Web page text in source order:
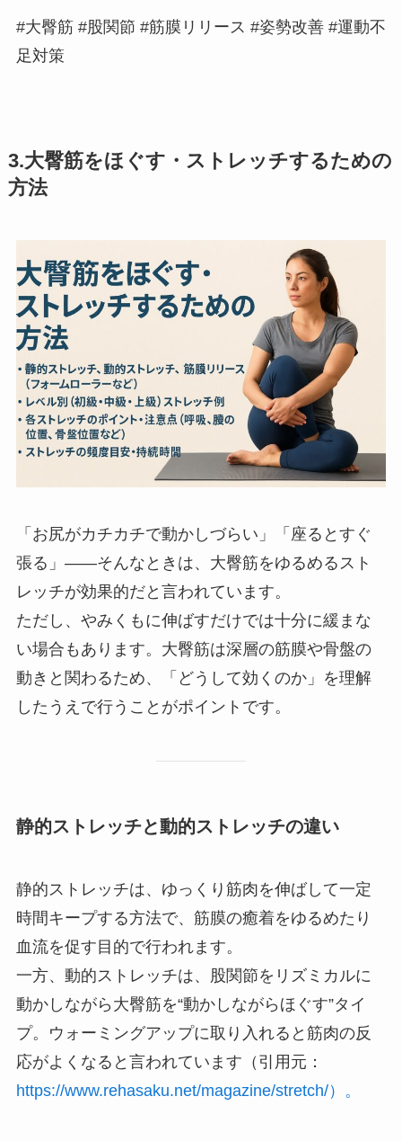
#大臀筋 #股関節 #筋膜リリース #姿勢改善 #運動不
足対策
3.大臀筋をほぐす・ストレッチするための
方法
「お尻がカチカチで動かしづらい」「座るとすぐ
張る」――そんなときは、大臀筋をゆるめるスト
レッチが効果的だと言われています。
ただし、やみくもに伸ばすだけでは十分に緩まな
い場合もあります。大臀筋は深層の筋膜や骨盤の
動きと関わるため、「どうして効くのか」を理解
したうえで行うことがポイントです。
静的ストレッチと動的ストレッチの違い
静的ストレッチは、ゆっくり筋肉を伸ばして一定
時間キープする方法で、筋膜の癒着をゆるめたり
血流を促す目的で行われます。
一方、動的ストレッチは、股関節をリズミカルに
動かしながら大臀筋を“動かしながらほぐす”タイ
プ。ウォーミングアップに取り入れると筋肉の反
応がよくなると言われています（引用元：
https://www.rehasaku.net/magazine/stretch/）。